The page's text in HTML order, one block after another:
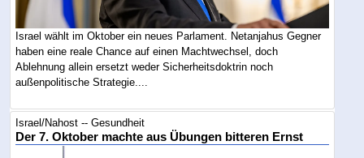
Israel wählt im Oktober ein neues Parlament. Netanjahus Gegner
haben eine reale Chance auf einen Machtwechsel, doch
Ablehnung allein ersetzt weder Sicherheitsdoktrin noch
außenpolitische Strategie....
Israel/Nahost -- Gesundheit
Der 7. Oktober machte aus Übungen bitteren Ernst